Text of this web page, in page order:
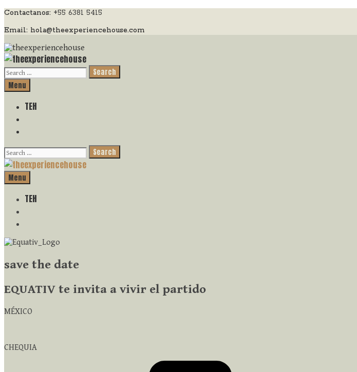
Skip
content
Contactanos: +55 6381 5415
Email: hola@theexperiencehouse.com
Search
for:
Search
Menu
TEH
Search
for:
Search
Menu
TEH
save the date
EQUATIV te invita a vivir el partido
MÉXICO
CHEQUIA